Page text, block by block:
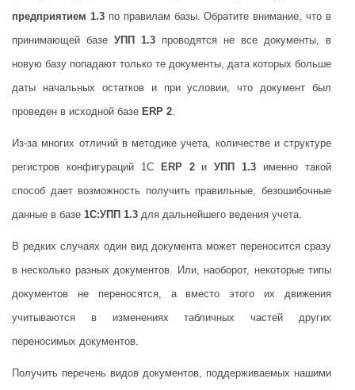
предприятием 1.3по правилам базы. Обратите внимание, что в
принимающей базе УПП 1.3 проводятся не все документы, в
новую базу попадают только те документы, дата которых больше
даты начальных остатков и при условии, что документ был
проведен в исходной базе ERP 2.
Из-за многих отличий в методике учета, количестве и структуре
регистров конфигураций 1С
ERP 2иУПП 1.3 именно такой
способ дает возможность получить правильные, безошибочные
данные в базе 1С:УПП 1.3 для дальнейшего ведения учета.
В редких случаях один вид документа может переносится сразу
в несколько разных документов. Или, наоборот, некоторые типы
документов не переносятся, а вместо этого их движения
учитываются в изменениях табличных частей других
переносимых документов.
Получить перечень видов документов, поддерживаемых нашими